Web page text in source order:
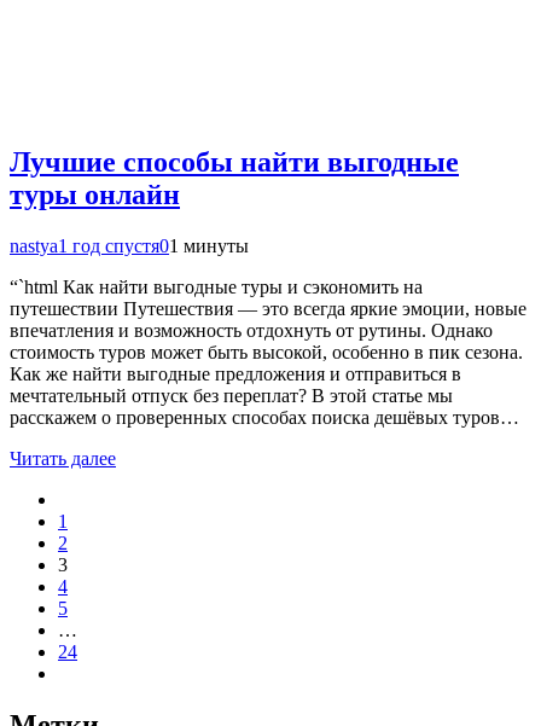
Лучшие способы найти выгодные
туры онлайн
nastya1 год спустя01 минуты
“`html Как найти выгодные туры и сэкономить на
путешествии Путешествия — это всегда яркие эмоции, новые
впечатления и возможность отдохнуть от рутины. Однако
стоимость туров может быть высокой, особенно в пик сезона.
Как же найти выгодные предложения и отправиться в
мечтательный отпуск без переплат? В этой статье мы
расскажем о проверенных способах поиска дешёвых туров…
Читать далее
1
2
3
4
5
…
24